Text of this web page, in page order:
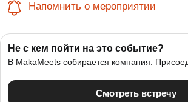
Напомнить о мероприятии